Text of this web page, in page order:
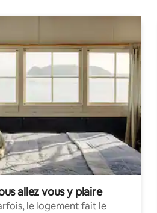
allez vous y plaire
le logement fait le